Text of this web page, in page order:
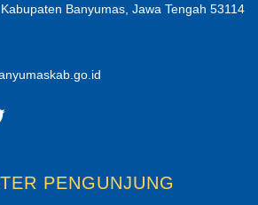
Banyumas, Jawa Tengah 53114
PENGUNJUNG